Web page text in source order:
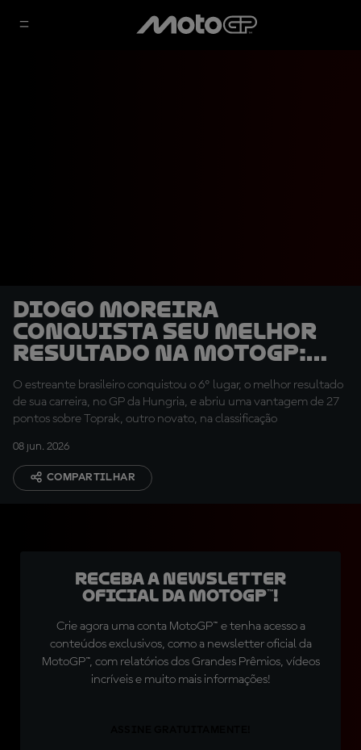
Diogo Moreira
conquista seu melhor
resultado na MotoGP:
“Gostei muito do fim de
semana”
O estreante brasileiro conquistou o 6º lugar, o melhor resultado
de sua carreira, no GP da Hungria, e abriu uma vantagem de 27
pontos sobre Toprak, outro novato, na classificação
08 jun. 2026
COMPARTILHAR
Receba a newsletter
oficial da MotoGP™!
Crie agora uma conta MotoGP™ e tenha acesso a
conteúdos exclusivos, como a newsletter oficial da
MotoGP™, com relatórios dos Grandes Prêmios, vídeos
incríveis e muito mais informações!